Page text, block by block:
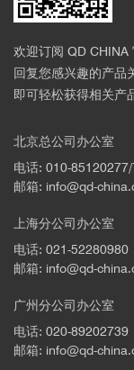
欢迎订阅 QD CHINA
回复您感兴趣的产品
即可轻松获得相关产
北京总公司办公室
电话: 010-
邮箱: info@qd-
上海分公司办公室
电话: 021-52280980
邮箱: info@qd-
广州分公司办公室
电话: 020-89202739
邮箱: info@qd-